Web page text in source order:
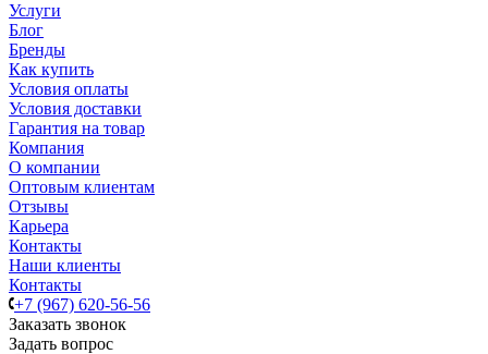
Услуги
Блог
Бренды
Как купить
Условия оплаты
Условия доставки
Гарантия на товар
Компания
О компании
Оптовым клиентам
Отзывы
Карьера
Контакты
Наши клиенты
Контакты
+7 (967) 620-56-56
Заказать звонок
Задать вопрос